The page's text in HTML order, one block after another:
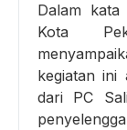
Dalam
Kota
kegiatan ini
dari PC